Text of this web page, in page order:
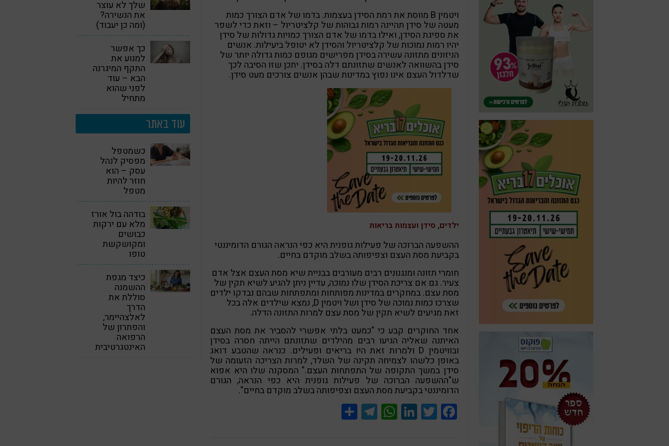
ויטמין B מווסת את רמת הסידן בעצמות. בדמו של אדם הצורך כמות
מעטה של סידן תהיינה רמות גבוהות של קלציטריול – וזאת כדי לשפר
את ספיגת הסידן, ואילו בדמו של אדם הצורך כמויות גדולות של סידן
יהיו רמות נמוכות של קלציטריול והסידן לא יטופל ביעילות. אנשים
הניזונים מתזונה עשירה בסידן מפרישים מגופם כמות גדולה יותר של
סידן בהשוואה לאנשים שתזונתם דלה בסידן. יתכן שזו הסיבה לכך
שדלדול העצם אינו נפוץ במדינות שבהן אנשים צורכים מעט סידן.
ילדים, סידן ועצמות בריאות
ההשפעה הברוכה של פעילות גופנית היא כפי הנראה הגורם הדומיננטי
בקביעת מסת העצם וצפיפותה בשלב מוקדם בחיים.
חומרי תזונה ומנגנונים רבים מעורבים בבניית שיא מסת העצם אצל אדם
צעיר. גם אם צריכת הסידן שלו נמוכה, עדיין ניתן להגיע לשיא תקין של
מסת עצם. במחקרים במדינות מפותחות ומתפתחות שבהם נבדקו ילדים
שצרכו כמות נמוכה של סידן ושל ויטמין D, נמצא שילדים אלה בכל
זאת מגיעים לשיא תקין של מסת עצם למרות התזונה הדלה.
אחד החוקרים קבע כי "כמעט בלתי אפשרי להסביר את מסת העצם
האיתנה שאליה הגיעו רבים מהילדים שתזונתם הייתה חסרה בסידן
ובוויטמין D ולמרות זאת היו בריאים ופעילים. כנראה שהטבע דואג
באופן כלשהו לצמיחה תקינה של השלד, למרות הצריכה הזעומה של
סידן במשך התקופה של התפתחות העצם." המסקנה שלו היא אפוא
ש"ההשפעה הברוכה של פעילות גופנית היא כפי הנראה, הגורם
הדומיננטי בקביעת מסת העצם וצפיפותה בשלב מוקדם בחיים".
Facebook
Twitter
LinkedIn
WhatsApp
Telegram
שלך לא עוצר
את הנשירה?
(ומה כן יעבוד)
כך אפשר
למנוע את
התקף המיגרנה
הבא – עוד
לפני שהוא
מתחיל
עוד באתר
כשמטפל
מפסיק לנהל
עסק – הוא
חוזר להיות
מטפל
בודהה בול אורז
מלא עם ירקות
כבושים
ומקושקשת
טופו
כיצד מגפת
ההשמנה
סוללת את
הדרך
לאלצהיימר,
והפתרון של
הרפואה
האינטגרטיבית